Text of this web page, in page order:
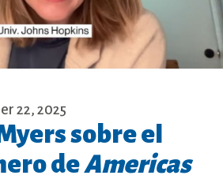
22, 2025
sobre el
deAmericas